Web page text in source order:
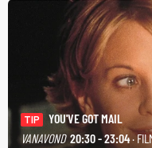
TIP
YOU'VE GOT MAIL
VANAVOND 20:30 - 23:04·